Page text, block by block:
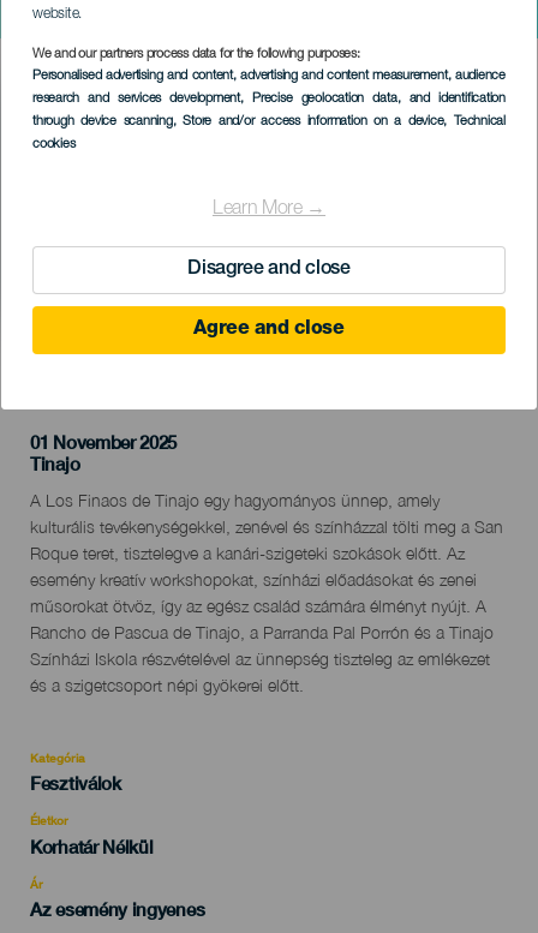
website.
We and our partners process data for the following purposes:
Personalised advertising and content, advertising and content measurement, audience
research and services development, Precise geolocation data, and identification
through device scanning, Store and/or access information on a device, Technical
cookies
Learn More →
Disagree and close
Agree and close
Finaos éjszaka Tinajoban
Imagen
Listado
01 November 2025
Localidad
Tinajo
Descripción
del
evento
A Los Finaos de Tinajo egy hagyományos ünnep, amely
kulturális tevékenységekkel, zenével és színházzal tölti meg a San
Roque teret, tisztelegve a kanári-szigeteki szokások előtt. Az
esemény kreatív workshopokat, színházi előadásokat és zenei
műsorokat ötvöz, így az egész család számára élményt nyújt. A
Rancho de Pascua de Tinajo, a Parranda Pal Porrón és a Tinajo
Színházi Iskola részvételével az ünnepség tiszteleg az emlékezet
és a szigetcsoport népi gyökerei előtt.
Kategória
Categoría
evento
Fesztiválok
Életkor
Edad
Korhatár Nélkül
Ár
Az esemény ingyenes